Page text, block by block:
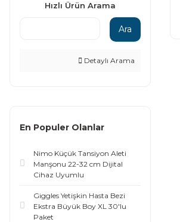
Hızlı Ürün Arama
Ara
Detaylı Arama
En Populer Olanlar
Nimo Küçük Tansiyon Aleti
Manşonu 22-32 cm Dijital
Cihaz Uyumlu
Giggles Yetişkin Hasta Bezi
Ekstra Büyük Boy XL 30'lu
Paket